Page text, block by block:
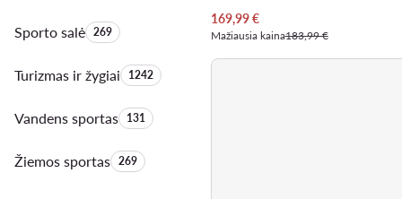
Sporto salėProduktų skaičius:
269
Turizmas ir žygiaiProduktų skaičius:
1242
Vandens sportasProduktų skaičius:
131
Žiemos sportasProduktų skaičius:
269
Dabartinė kaina
169,99€
Mažiausia kaina183,99 €